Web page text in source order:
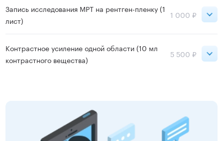
Сокольники
ВДНХ
Записаться
Запись исследования МРТ на рентген-пленку (1
лист)
1 000 ₽
Сокольники
ВДНХ
Контрастное усиление одной области (10 мл
контрастного вещества)
5 500 ₽
Записаться